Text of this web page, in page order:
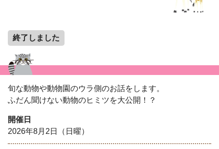
終了しました
旬な動物や動物園のウラ側のお話をします。
ふだん聞けない動物のヒミツを大公開！？
開催日
2026年8月2日（日曜）